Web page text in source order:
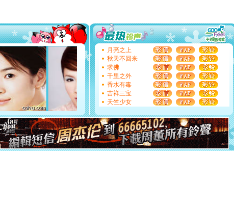
你太多，只有给你五千万：千万快乐！千万要健康！千万
要平安！千万要知足！千万不要忘记我！
[圣诞节]
不只这样的日子才会想起你,而是这样的日子才
能正大光明地骚扰你,告诉你,圣诞要快乐!新年要快乐!天天
都要快乐噢!
[圣诞节]
奉上一颗祝福的心,在这个特别的日子里,愿幸福,
如意,快乐,鲜花,一切美好的祝愿与你同在.圣诞快乐!
[元旦]
看到你我会触电；看不到你我要充电；没有你我会
断电。爱你是我职业，想你是我事业，抱你是我特长，吻
你是我专业！水晶之恋祝你新年快乐
[元旦]如果上天让我许三个愿望，一是今生今世和你在一
起；二是再生再世和你在一起；三是三生三世和你不再分
离。水晶之恋祝你新年快乐
[元旦]当我狠下心扭头离去那一刻，你在我身后无助地哭
泣，这痛楚让我明白我多么爱你。我转身抱住你：这猪不
月亮之上
秋天不回来
求佛
千里之外
香水有毒
吉祥三宝
天竺少女